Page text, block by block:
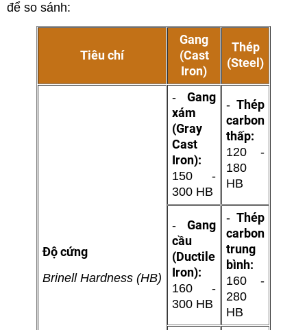
để so sánh:
Tiêu chí
Gang
(Cast
Iron)
Thép
(Steel)
Độ cứng
Brinell Hardness (HB)
- Gang
xám
(Gray
Cast
Iron):
150 -
300 HB
- Thép
carbon
thấp:
120 -
180
HB
- Gang
cầu
(Ductile
Iron):
160 -
300 HB
- Thép
carbon
trung
bình:
160 -
280
HB